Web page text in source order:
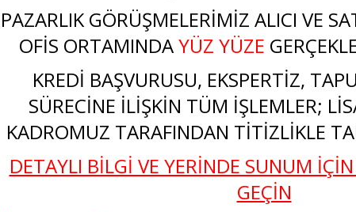
PAZARLIK GÖRÜŞMELERİMİZ ALICI VE
OFİS ORTAMINDAYÜZ YÜZE
KREDİ BAŞVURUSU, EKSPERTİZ,
SÜRECİNE İLİŞKİN TÜM İŞLEMLER;
KADROMUZ TARAFINDAN TİTİZLİKLE
DETAYLI BİLGİ VE YERİNDE SUNUM
GEÇİN